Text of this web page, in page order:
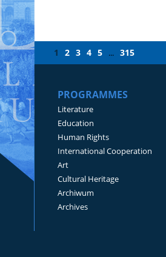
1 2 3 4 5 ... 315
PROGRAMMES
Literature
Education
Human Rights
International Cooperation
Art
Cultural Heritage
Archiwum
Archives